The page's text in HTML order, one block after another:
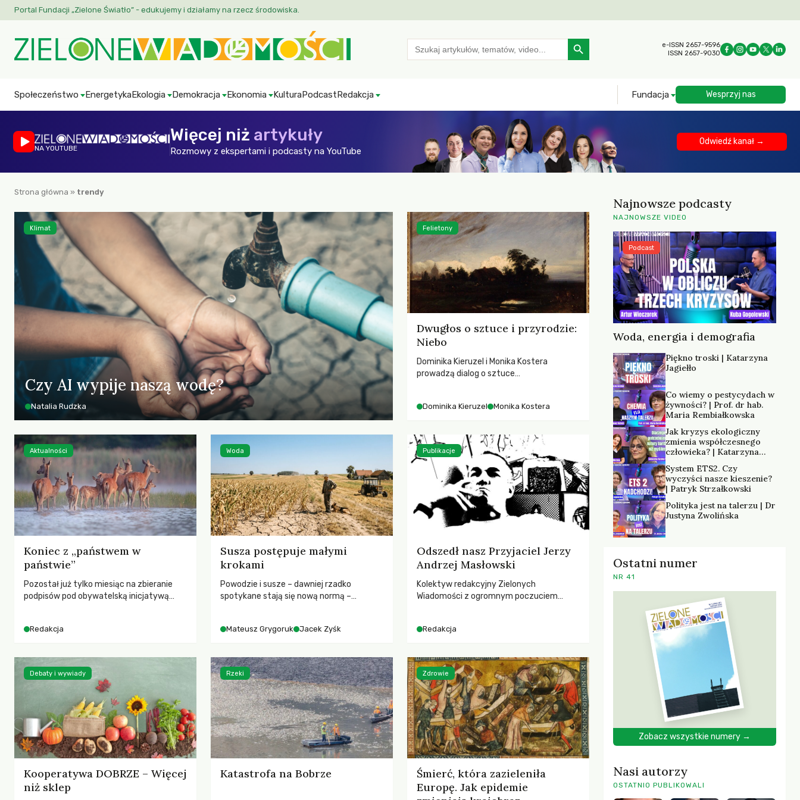
Portal Fundacji „Zielone Światło” - edukujemy i działamy na rzecz środowiska.
Search
for:
Search Button
e-ISSN 2657-9596
ISSN 2657-9030
Społeczeństwo EnergetykaEkologia Demokracja Ekonomia KulturaPodcastRedakcja Fundacja Wesprzyj nas
NA YOUTUBE
Więcej niż artykuły
Rozmowy z ekspertami i podcasty na YouTube
Odwiedź kanał →
Strona główna » trendy
Czy AI wypije naszą wodę?
Natalia Rudzka
Klimat
Dwugłos o sztuce i przyrodzie:
Niebo
Dominika Kieruzel i Monika Kostera
prowadzą dialog o sztuce
wrażliwość, odczuwanie przestrzeni oraz
Dominika Kieruzel Monika Kostera
Felietony
Koniec z „państwem w
państwie”
Pozostał już tylko miesiąc na zbieranie
podpisów pod obywatelską inicjatywą
pełną mobilizację, ponieważ projekt
rozwiązania dla przyrody i zwierząt,
radykalnie zmieniając dotychczasowy
paradygmat funkcjonowania łowiectwa w
Polsce.
Redakcja
Aktualności
Susza postępuje małymi
krokami
Powodzie i susze – dawniej rzadko
spotykane stają się nową normą –
SGGW.
Mateusz Grygoruk Jacek Zyśk
Woda
Odszedł nasz Przyjaciel Jerzy
Andrzej Masłowski
Kolektyw redakcyjny Zielonych
Wiadomości z ogromnym poczuciem
kochanego Opiekuna, Mecenasa i Mentora.
Redakcja
Publikacje
Kooperatywa DOBRZE – Więcej
niż sklep
Debaty i wywiady
Katastrofa na Bobrze
Rzeki
Śmierć, która zazieleniła
Europę. Jak epidemie
Zdrowie
Najnowsze podcasty
NAJNOWSZE VIDEO
Woda, energia i demografia
Podcast
Piękno troski | Katarzyna
Jagiełło
Co wiemy o pestycydach w
żywności? | Prof. dr hab.
Maria Rembiałkowska
Jak kryzys ekologiczny
zmienia współczesnego
człowieka? | Katarzyna
System ETS2. Czy
wyczyści nasze kieszenie?
| Patryk Strzałkowski
Polityka jest na talerzu | Dr
Justyna Zwolińska
Ostatni numer
NR 41
Zobacz wszystkie numery →
Nasi autorzy
OSTATNIO PUBLIKOWALI